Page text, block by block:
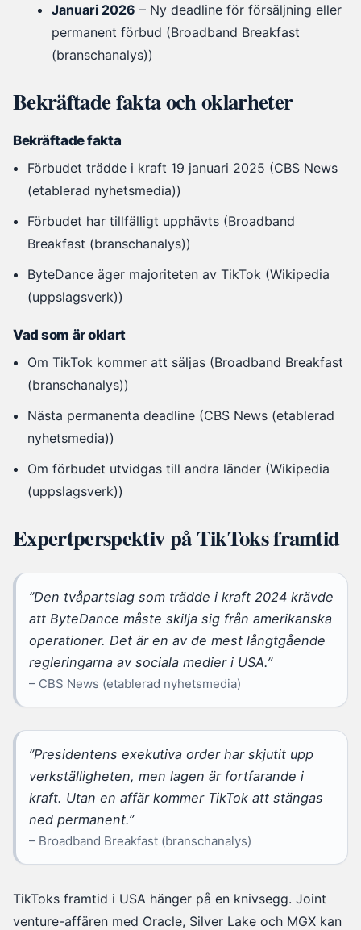
Januari 2026 – Ny deadline för försäljning eller
permanent förbud (Broadband Breakfast
(branschanalys))
Bekräftade fakta och oklarheter
Bekräftade fakta
Förbudet trädde i kraft 19 januari 2025 (CBS News
(etablerad nyhetsmedia))
Förbudet har tillfälligt upphävts (Broadband
Breakfast (branschanalys))
ByteDance äger majoriteten av TikTok (Wikipedia
(uppslagsverk))
Vad som är oklart
Om TikTok kommer att säljas (Broadband Breakfast
(branschanalys))
Nästa permanenta deadline (CBS News (etablerad
nyhetsmedia))
Om förbudet utvidgas till andra länder (Wikipedia
(uppslagsverk))
Expertperspektiv på TikToks framtid
”Den tvåpartslag som trädde i kraft 2024 krävde
att ByteDance måste skilja sig från amerikanska
operationer. Det är en av de mest långtgående
regleringarna av sociala medier i USA.”
– CBS News (etablerad nyhetsmedia)
”Presidentens exekutiva order har skjutit upp
verkställigheten, men lagen är fortfarande i
kraft. Utan en affär kommer TikTok att stängas
ned permanent.”
– Broadband Breakfast (branschanalys)
TikToks framtid i USA hänger på en knivsegg. Joint
venture-affären med Oracle, Silver Lake och MGX kan